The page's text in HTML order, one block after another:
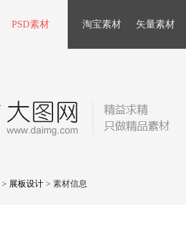
PSD素材 淘宝素材 矢量素材
> 展板设计 > 素材信息